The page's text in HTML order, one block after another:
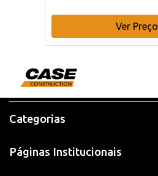
Ver Preço
Categorias
Páginas Institucionais